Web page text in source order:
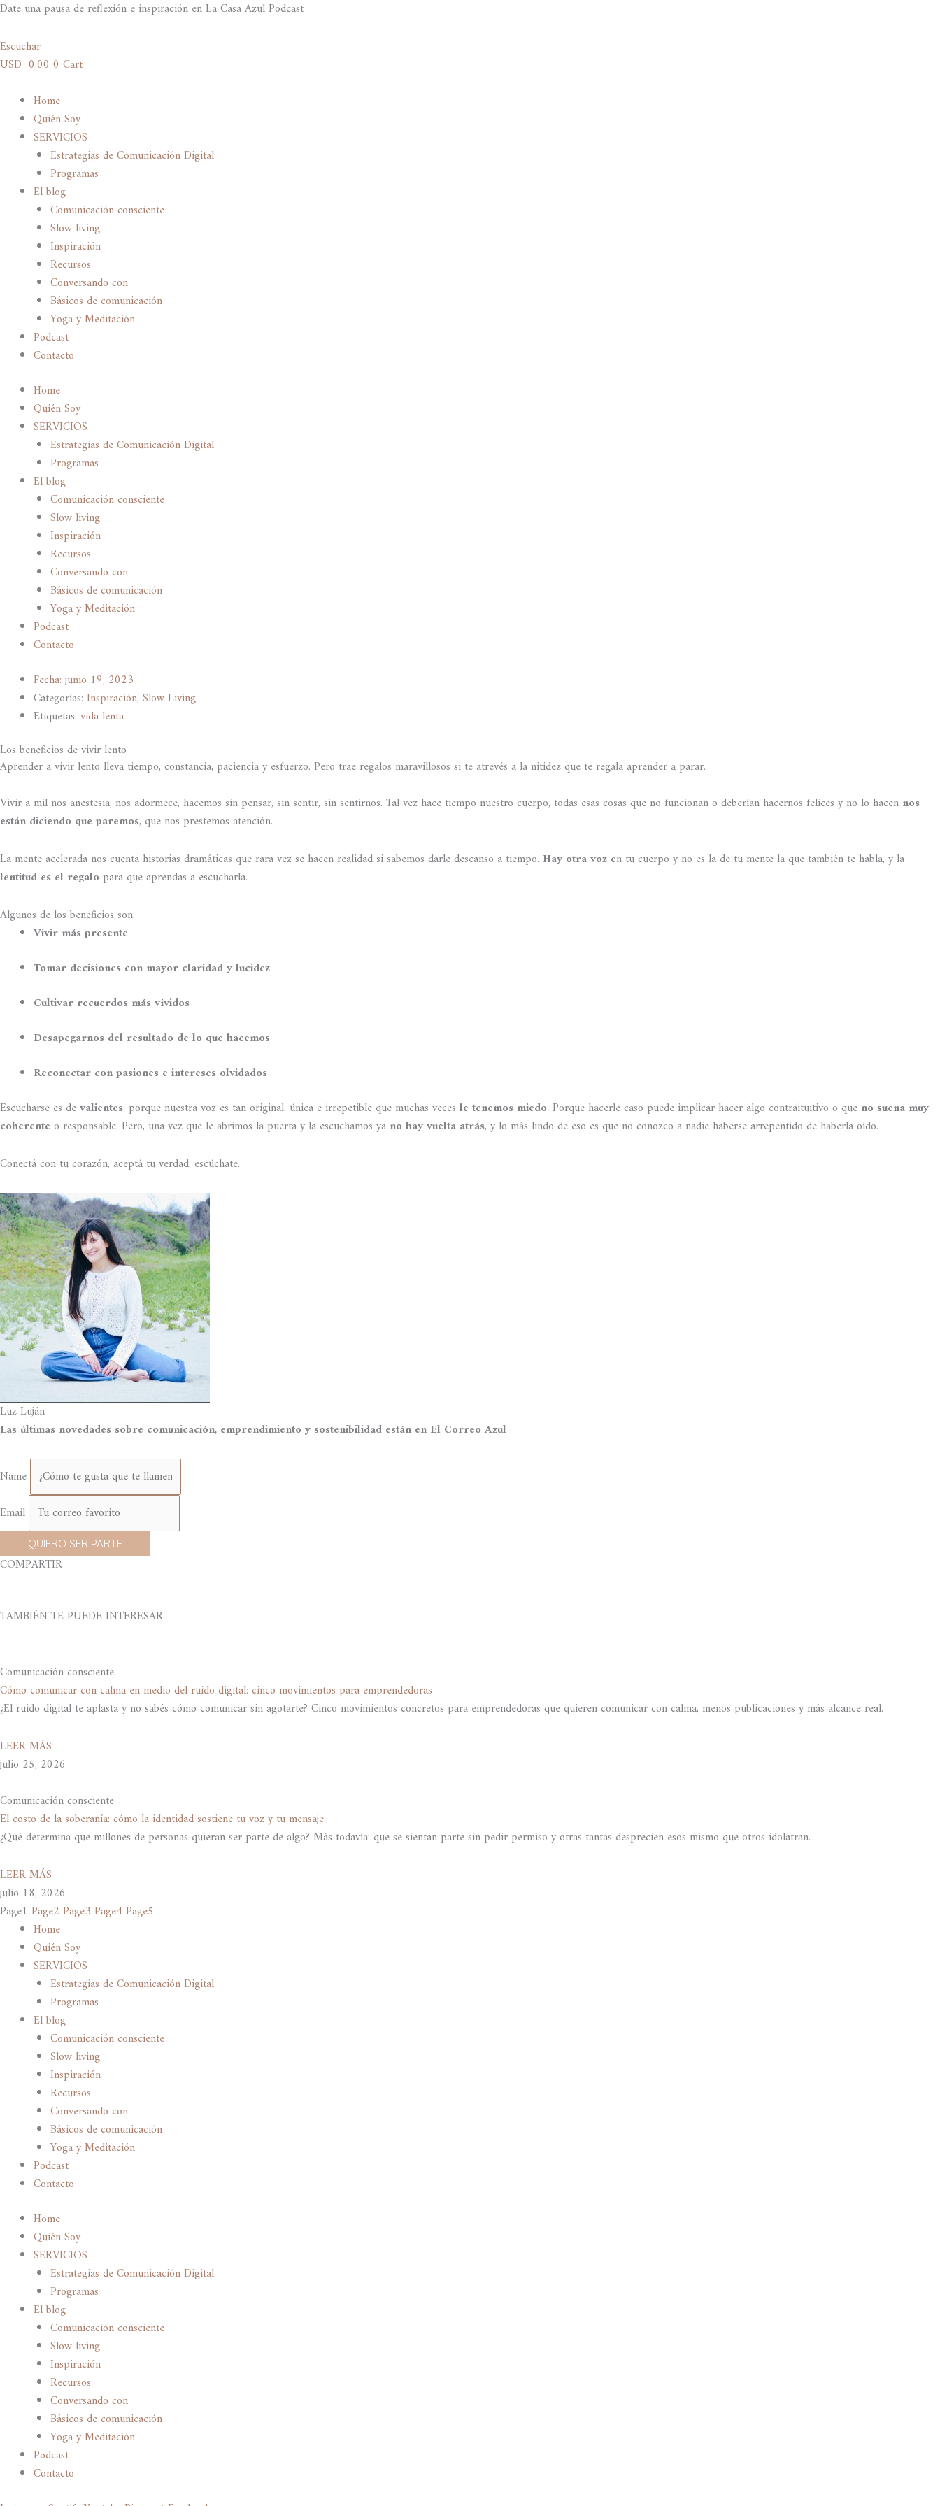
Ir
contenido
Date una pausa de reflexión e inspiración en La Casa Azul Podcast
Escuchar
USD 0.00 0 Cart
Home
Quién Soy
SERVICIOS
Estrategias de Comunicación Digital
Programas
El blog
Comunicación consciente
Slow living
Inspiración
Recursos
Conversando con
Básicos de comunicación
Yoga y Meditación
Podcast
Contacto
Home
Quién Soy
SERVICIOS
Estrategias de Comunicación Digital
Programas
El blog
Comunicación consciente
Slow living
Inspiración
Recursos
Conversando con
Básicos de comunicación
Yoga y Meditación
Podcast
Contacto
Fecha:junio 19, 2023
Categorías: Inspiración, Slow Living
Etiquetas: vida lenta
Los beneficios de vivir lento
Aprender a vivir lento lleva tiempo, constancia, paciencia y esfuerzo. Pero trae regalos maravillosos si te atrevés a la nitidez que te regala aprender a parar.
Vivir a mil nos anestesia, nos adormece, hacemos sin pensar, sin sentir, sin sentirnos. Tal vez hace tiempo nuestro cuerpo, todas esas cosas que no funcionan o deberían hacernos felices y no lo hacen nos
están diciendo que paremos, que nos prestemos atención.
La mente acelerada nos cuenta historias dramáticas que rara vez se hacen realidad si sabemos darle descanso a tiempo. Hay otra voz en tu cuerpo y no es la de tu mente la que también te habla, y la
lentitud es el regalo para que aprendas a escucharla.
Algunos de los beneficios son:
Vivir más presente
Tomar decisiones con mayor claridad y lucidez
Cultivar recuerdos más vívidos
Desapegarnos del resultado de lo que hacemos
Reconectar con pasiones e intereses olvidados
Escucharse es devalientes, porque nuestra voz es tan original, única e irrepetible que muchas veces le tenemos miedo. Porque hacerle caso puede implicar hacer algo contraituitivo o que no suena muy
coherente o responsable. Pero, una vez que le abrimos la puerta y la escuchamos ya no hay vuelta atrás, y lo más lindo de eso es que no conozco a nadie haberse arrepentido de haberla oído.
Conectá con tu corazón, aceptá tu verdad, escúchate.
Luz Luján
Las últimas novedades sobre comunicación, emprendimiento y sostenibilidad están en El Correo Azul
Name
Email
QUIERO SER PARTE
COMPARTIR
TAMBIÉN TE PUEDE INTERESAR
Comunicación consciente
Cómo comunicar con calma en medio del ruido digital: cinco movimientos para emprendedoras
¿El ruido digital te aplasta y no sabés cómo comunicar sin agotarte? Cinco movimientos concretos para emprendedoras que quieren comunicar con calma, menos publicaciones y más alcance real.
LEER MÁS
julio 25, 2026
Comunicación consciente
El costo de la soberanía: cómo la identidad sostiene tu voz y tu mensaje
¿Qué determina que millones de personas quieran ser parte de algo? Más todavía: que se sientan parte sin pedir permiso y otras tantas desprecien esos mismo que otros idolatran.
LEER MÁS
julio 18, 2026
Page1 Page2 Page3 Page4 Page5
Home
Quién Soy
SERVICIOS
Estrategias de Comunicación Digital
Programas
El blog
Comunicación consciente
Slow living
Inspiración
Recursos
Conversando con
Básicos de comunicación
Yoga y Meditación
Podcast
Contacto
Home
Quién Soy
SERVICIOS
Estrategias de Comunicación Digital
Programas
El blog
Comunicación consciente
Slow living
Inspiración
Recursos
Conversando con
Básicos de comunicación
Yoga y Meditación
Podcast
Contacto